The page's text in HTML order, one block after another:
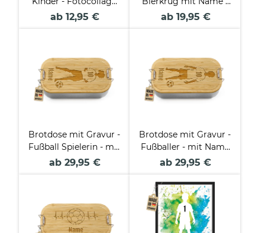
Fußball - mit Alter
ab 12,95 €
Fußball und Bier -
ab 19,95 €
Brotdose mit Gravur -
Fußball Spielerin - mit
Name &
ab 29,95 €
Brotdose mit Gravur -
Fußballer - mit Name
& Trikotnummer
ab 29,95 €